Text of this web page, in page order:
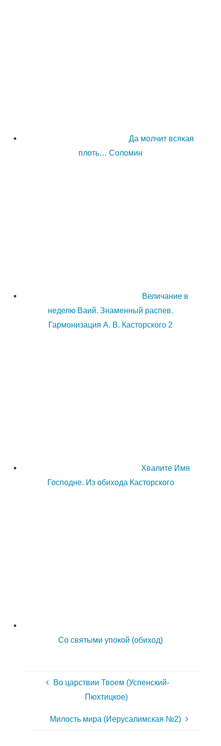
Да молчит всякая
плоть… Соломин
Величание в
неделю Ваий. Знаменный распев.
Гармонизация А. В. Касторского 2
Хвалите Имя
Господне. Из обихода Касторского
Со святыми упокой (обиход)
Во царствии Твоем (Успенский-
Пюхтицкое)
Милость мира (Иерусалимская №2)